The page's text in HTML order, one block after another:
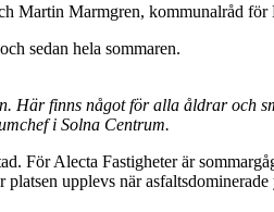
Martin Marmgren, kommunalråd
sedan hela sommaren.
Här finns något för alla åldrar och
i Solna Centrum.
För Alecta Fastigheter är
upplevs när